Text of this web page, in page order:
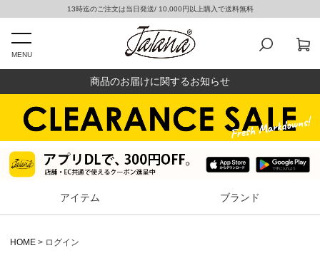
13時迄のご注文は当日発送/ 10,000円以上購入で送料無料
MENU
商品のお届けに関するお知らせ
アイテム ブランド
HOME ログイン